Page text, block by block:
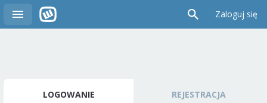
Zaloguj się
LOGOWANIE REJESTRACJA